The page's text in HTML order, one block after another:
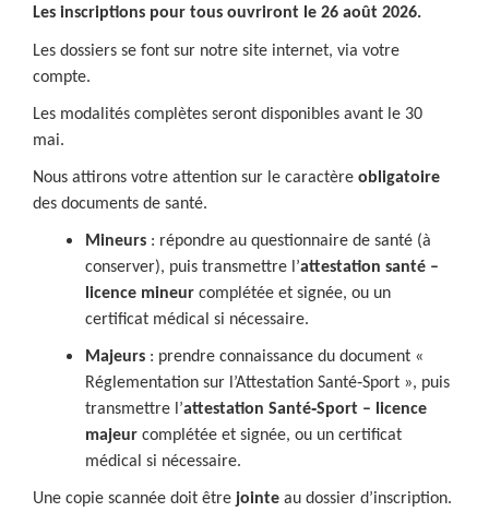
Les inscriptions pour tous ouvriront le 26 août 2026.
Les dossiers se font sur notre site internet, via votre
compte.
Les modalités complètes seront disponibles avant le 30
mai.
Nous attirons votre attention sur le caractère obligatoire
des documents de santé.
Mineurs : répondre au questionnaire de santé (à
conserver), puis transmettre l’attestation santé –
licence mineur complétée et signée, ou un
certificat médical si nécessaire.
Majeurs : prendre connaissance du document «
Réglementation sur l’Attestation Santé‑Sport », puis
transmettre l’attestation Santé‑Sport – licence
majeur complétée et signée, ou un certificat
médical si nécessaire.
Une copie scannée doit être jointe au dossier d’inscription.